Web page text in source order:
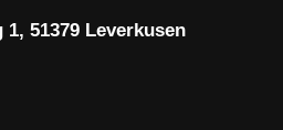
51379 Leverkusen